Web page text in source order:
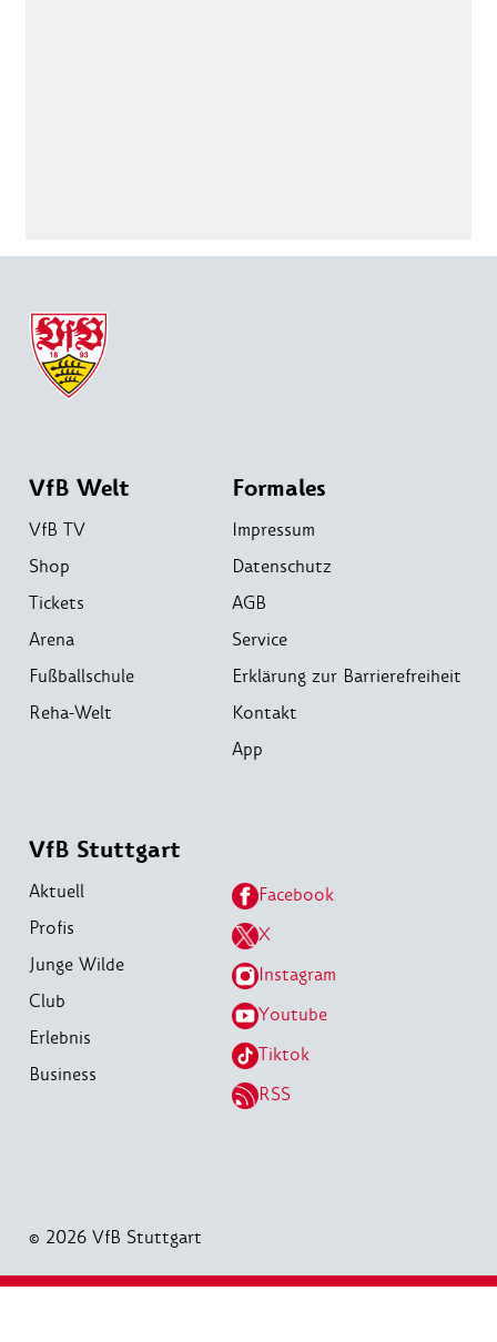
VfB Welt
VfB TV
Shop
Tickets
Arena
Fußballschule
Reha-Welt
Formales
Impressum
Datenschutz
AGB
Service
Erklärung zur Barrierefreiheit
Kontakt
App
VfB Stuttgart
Aktuell
Profis
Junge Wilde
Club
Erlebnis
Business
Facebook
X
Instagram
Youtube
Tiktok
RSS
© 2026 VfB Stuttgart